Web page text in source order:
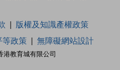
教育城有限公司
版權及知識產權政策
等政策 無障礙網站設計